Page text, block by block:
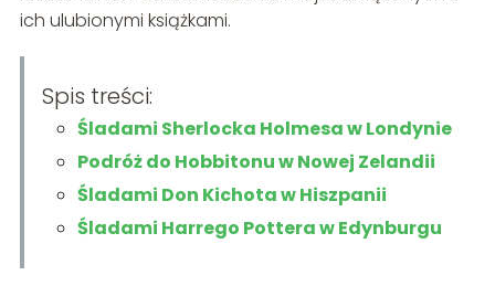
ich ulubionymi książkami.
Spis treści:
Śladami Sherlocka Holmesa w Londynie
Podróż do Hobbitonu w Nowej Zelandii
Śladami Don Kichota w Hiszpanii
Śladami Harrego Pottera w Edynburgu